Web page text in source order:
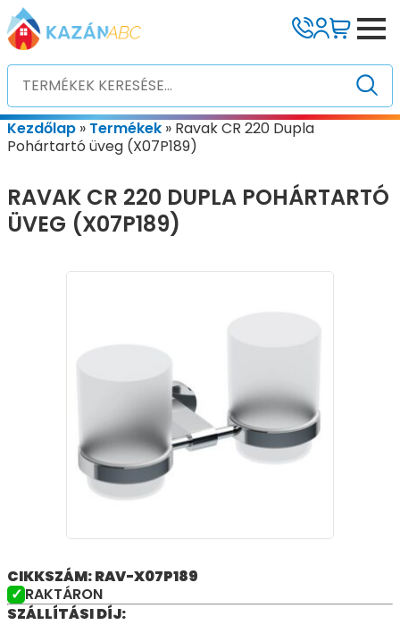
Kezdőlap » Termékek » Ravak CR 220 Dupla
Pohártartó üveg (X07P189)
RAVAK CR 220 DUPLA POHÁRTARTÓ
ÜVEG (X07P189)
CIKKSZÁM: RAV-X07P189
RAKTÁRON
SZÁLLÍTÁSI DÍJ: